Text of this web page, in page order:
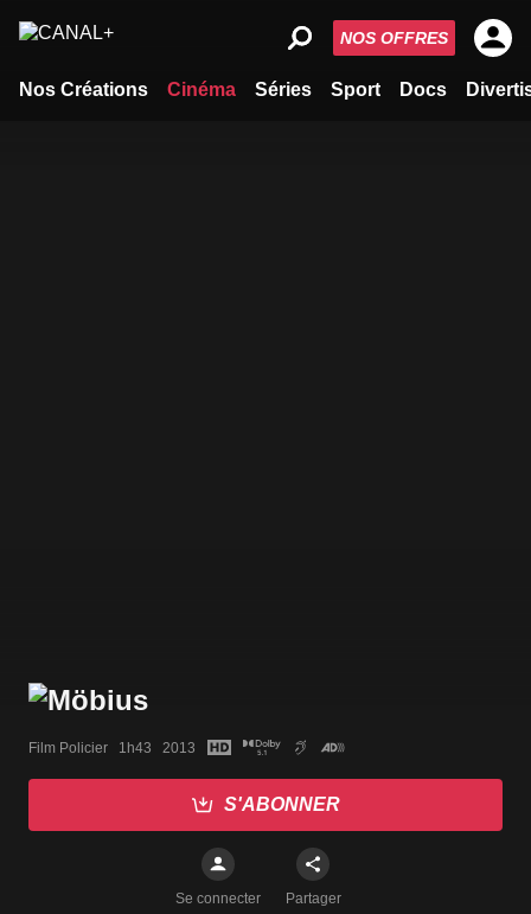
Nos Créations Cinéma Séries Sport Docs
NOS OFFRES
Film Policier   1h43   2013
S'ABONNER
Se connecter Partager